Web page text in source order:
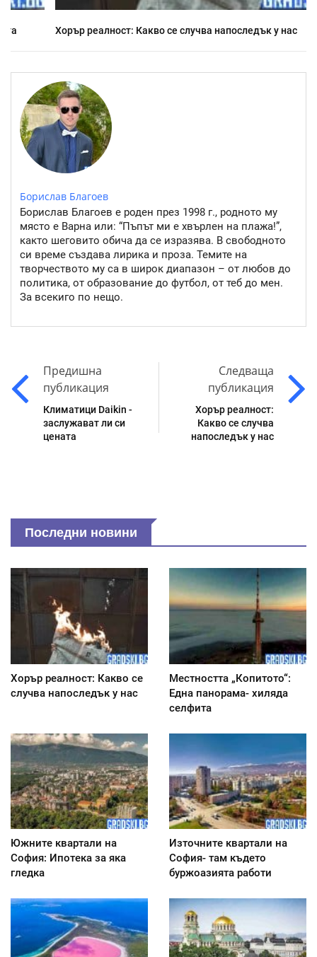
Хорър реалност: Какво се случва напоследък у нас
Борислав Благоев
Борислав Благоев е роден през 1998 г., родното му
място е Варна или: “Пъпът ми е хвърлен на плажа!”,
както шеговито обича да се изразява. В свободното
си време създава лирика и проза. Темите на
творчеството му са в широк диапазон – от любов до
политика, от образование до футбол, от теб до мен.
За всекиго по нещо.
Предишна
публикация
Климатици Daikin -
заслужават ли си
цената
Следваща
публикация
Хорър реалност:
Какво се случва
напоследък у нас
Последни новини
Хорър реалност: Какво се
случва напоследък у нас
Местността „Копитото“:
Една панорама- хиляда
селфита
Южните квартали на
София: Ипотека за яка
гледка
Източните квартали на
София- там където
буржоазията работи